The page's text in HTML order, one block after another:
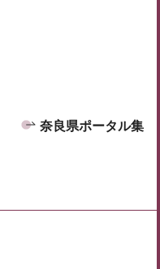
奈良県ポータル集